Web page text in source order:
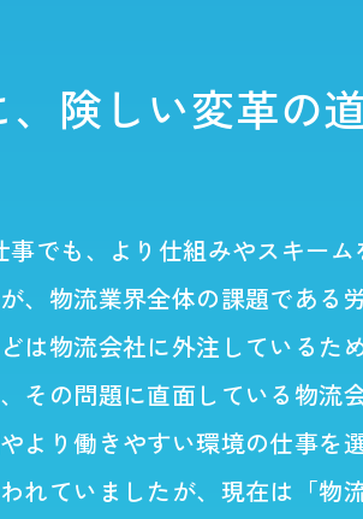
険しい変革の道
でも、より仕組みやスキー
、物流業界全体の課題である
は物流会社に外注しているた
その問題に直面している物流
より働きやすい環境の仕事を
れていましたが、現在は「物